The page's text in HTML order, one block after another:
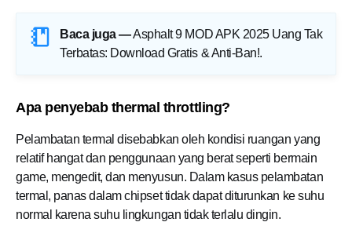
Baca juga —Asphalt 9 MOD APK 2025 Uang Tak
Terbatas: Download Gratis & Anti-Ban!.
Apa penyebab thermal throttling?
Pelambatan termal disebabkan oleh kondisi ruangan yang
relatif hangat dan penggunaan yang berat seperti bermain
game, mengedit, dan menyusun. Dalam kasus pelambatan
termal, panas dalam chipset tidak dapat diturunkan ke suhu
normal karena suhu lingkungan tidak terlalu dingin.